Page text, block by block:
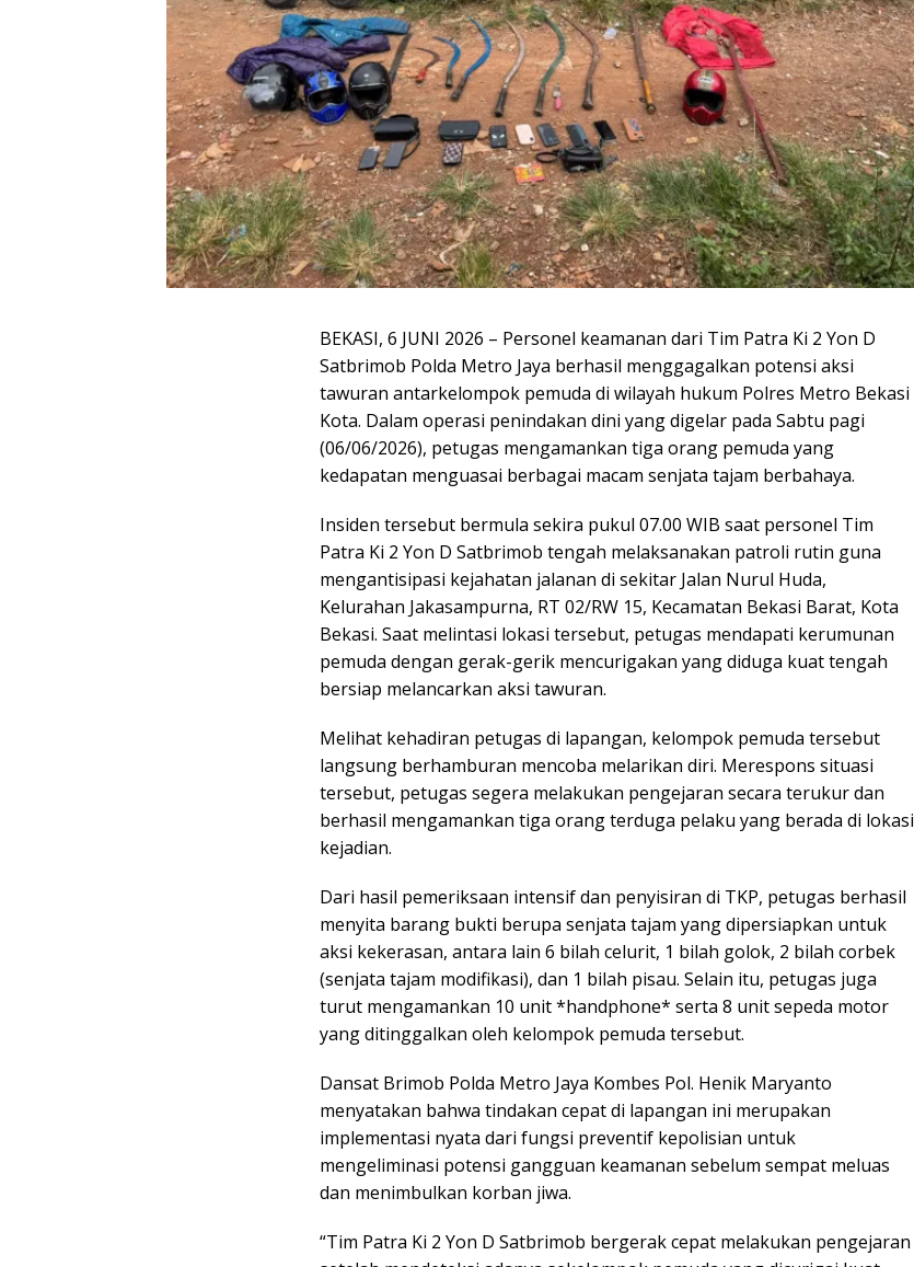
BEKASI, 6 JUNI 2026 – Personel keamanan dari Tim Patra Ki 2 Yon D
Satbrimob Polda Metro Jaya berhasil menggagalkan potensi aksi
tawuran antarkelompok pemuda di wilayah hukum Polres Metro Bekasi
Kota. Dalam operasi penindakan dini yang digelar pada Sabtu pagi
(06/06/2026), petugas mengamankan tiga orang pemuda yang
kedapatan menguasai berbagai macam senjata tajam berbahaya.
Insiden tersebut bermula sekira pukul 07.00 WIB saat personel Tim
Patra Ki 2 Yon D Satbrimob tengah melaksanakan patroli rutin guna
mengantisipasi kejahatan jalanan di sekitar Jalan Nurul Huda,
Kelurahan Jakasampurna, RT 02/RW 15, Kecamatan Bekasi Barat, Kota
Bekasi. Saat melintasi lokasi tersebut, petugas mendapati kerumunan
pemuda dengan gerak-gerik mencurigakan yang diduga kuat tengah
bersiap melancarkan aksi tawuran.
Melihat kehadiran petugas di lapangan, kelompok pemuda tersebut
langsung berhamburan mencoba melarikan diri. Merespons situasi
tersebut, petugas segera melakukan pengejaran secara terukur dan
berhasil mengamankan tiga orang terduga pelaku yang berada di lokasi
kejadian.
Dari hasil pemeriksaan intensif dan penyisiran di TKP, petugas berhasil
menyita barang bukti berupa senjata tajam yang dipersiapkan untuk
aksi kekerasan, antara lain 6 bilah celurit, 1 bilah golok, 2 bilah corbek
(senjata tajam modifikasi), dan 1 bilah pisau. Selain itu, petugas juga
turut mengamankan 10 unit *handphone* serta 8 unit sepeda motor
yang ditinggalkan oleh kelompok pemuda tersebut.
Dansat Brimob Polda Metro Jaya Kombes Pol. Henik Maryanto
menyatakan bahwa tindakan cepat di lapangan ini merupakan
implementasi nyata dari fungsi preventif kepolisian untuk
mengeliminasi potensi gangguan keamanan sebelum sempat meluas
dan menimbulkan korban jiwa.
“Tim Patra Ki 2 Yon D Satbrimob bergerak cepat melakukan pengejaran